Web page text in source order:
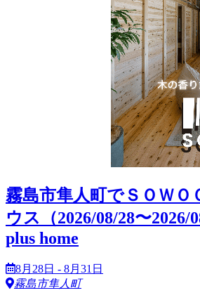
霧島市隼人町でＳＯＷＯ
ウス（2026/08/28〜2026/
plus home
8月28日 - 8月31日
霧島市隼人町